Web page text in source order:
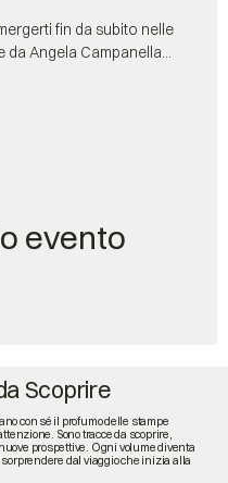
fin da subito nelle
Angela Campanella…
evento
Scoprire
con sé il profumo delle stampe
Sono tracce da scoprire,
prospettive. Ogni volume diventa
dal viaggio che inizia alla